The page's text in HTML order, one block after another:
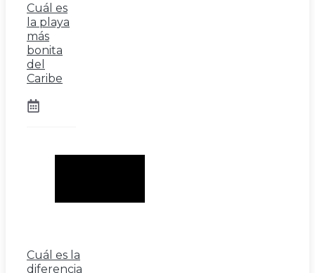
Cuál es
la playa
más
bonita
del
Caribe
Cuál es la
diferencia